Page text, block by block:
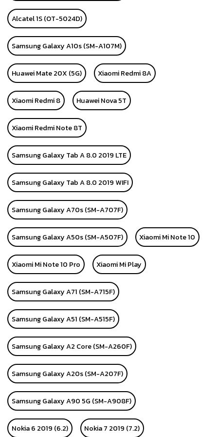
Alcatel 1S (OT-5024D)
Samsung Galaxy A10s (SM-A107M)
Huawei Mate 20X (5G) Xiaomi Redmi 8A
Xiaomi Redmi 8 Huawei Nova 5T
Xiaomi Redmi Note 8T
Samsung Galaxy Tab A 8.0 2019 LTE
Samsung Galaxy Tab A 8.0 2019 WIFI
Samsung Galaxy A70s (SM-A707F)
Samsung Galaxy A50s (SM-A507F) Xiaomi Mi Note 10
Xiaomi Mi Note 10 Pro Xiaomi Mi Play
Samsung Galaxy A71 (SM-A715F)
Samsung Galaxy A51 (SM-A515F)
Samsung Galaxy A2 Core (SM-A260F)
Samsung Galaxy A20s (SM-A207F)
Samsung Galaxy A90 5G (SM-A908F)
Nokia 6 2019 (6.2) Nokia 7 2019 (7.2)